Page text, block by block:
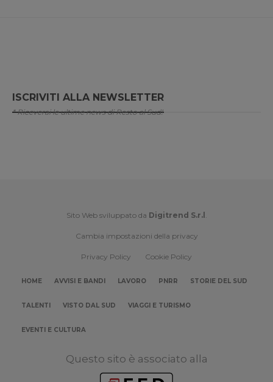
ISCRIVITI ALLA NEWSLETTER
* Riceverai le ultime news di Resto al Sud!
Sito Web sviluppato da Digitrend S.r.l .
Cambia impostazioni della privacy
Privacy Policy Cookie Policy
HOME AVVISI E BANDI LAVORO PNRR STORIE DEL SUD
TALENTI VISTO DAL SUD VIAGGI E TURISMO
EVENTI E CULTURA
Questo sito è associato alla